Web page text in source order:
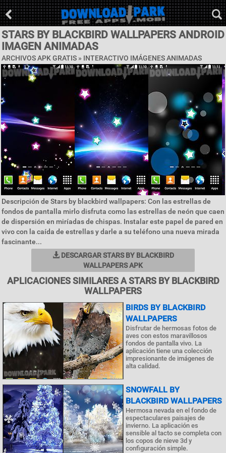
STARS BY BLACKBIRD WALLPAPERS ANDROID
IMAGEN ANIMADAS
ARCHIVOS APK GRATIS » INTERACTIVO IMÁGENES ANIMADAS
Descripción de Stars by blackbird wallpapers: Con las estrellas de
fondos de pantalla mirlo disfruta como las estrellas de neón que caen
de dispersión en miríadas de chispas. Instalar este papel de pared en
vivo con la caída de estrellas y darle a su teléfono una nueva mirada
fascinante...
DESCARGAR STARS BY BLACKBIRD
WALLPAPERS APK
APLICACIONES SIMILARES A STARS BY BLACKBIRD
WALLPAPERS
BIRDS BY BLACKBIRD
WALLPAPERS
Disfrutar de hermosas fotos de
aves con estos maravillosos
fondos de pantalla vivo. La
aplicación tiene una colección
impresionante de imágenes de
alta calidad.
SNOWFALL BY
BLACKBIRD WALLPAPERS
Hermosa nevada en el fondo de
espectaculares paisajes de
invierno. La aplicación es
sensible al tacto se completa con
los copos de nieve 3d y
configuración simple.